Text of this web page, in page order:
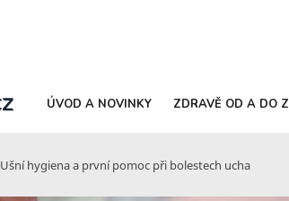
ÚVOD A NOVINKY ZDRAVĚ OD A DO Z
Ušní hygiena a první pomoc při bolestech ucha